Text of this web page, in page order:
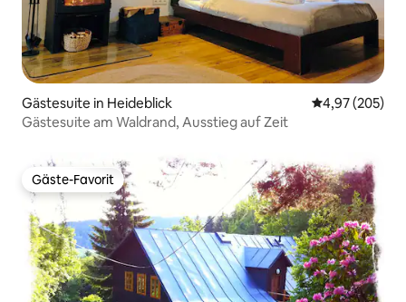
Gästesuite in Heideblick
4,97 (205)
Gästesuite am Waldrand, Ausstieg auf Zeit
Gäste-Favorit
Gäste-Favorit